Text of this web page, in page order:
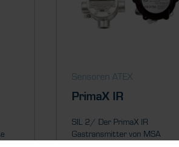
Sensoren ATEX
PrimaX IR
SIL 2/ Der PrimaX IR
Gastransmitter von MSA